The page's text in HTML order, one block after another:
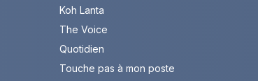
Koh Lanta
The Voice
Quotidien
Touche pas à mon poste